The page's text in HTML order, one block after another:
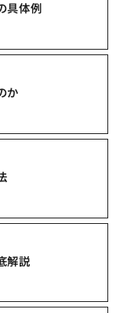
具体例
か
解説